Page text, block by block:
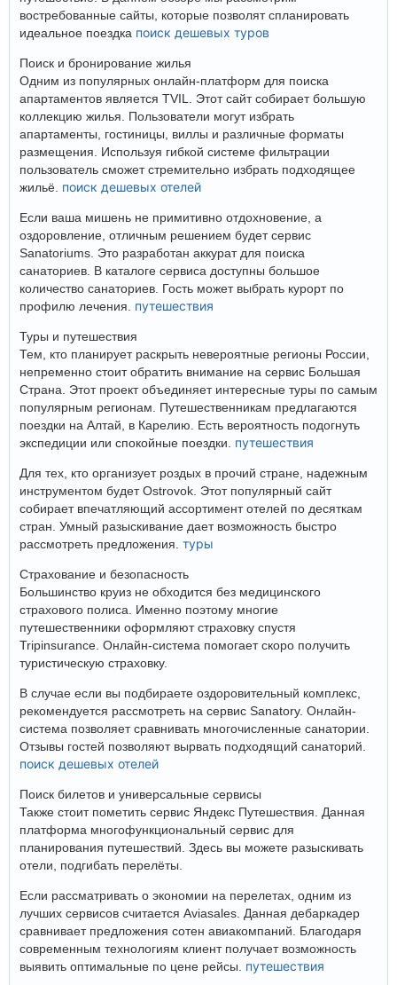
востребованные сайты, которые позволят спланировать
идеальное поездка поиск дешевых туров
Поиск и бронирование жилья
Одним из популярных онлайн-платформ для поиска
апартаментов является TVIL. Этот сайт собирает большую
коллекцию жилья. Пользователи могут избрать
апартаменты, гостиницы, виллы и различные форматы
размещения. Используя гибкой системе фильтрации
пользователь сможет стремительно избрать подходящее
жильё. поиск дешевых отелей
Если ваша мишень не примитивно отдохновение, а
оздоровление, отличным решением будет сервис
Sanatoriums. Это разработан аккурат для поиска
санаториев. В каталоге сервиса доступны большое
количество санаториев. Гость может выбрать курорт по
профилю лечения. путешествия
Туры и путешествия
Тем, кто планирует раскрыть невероятные регионы России,
непременно стоит обратить внимание на сервис Большая
Страна. Этот проект объединяет интересные туры по самым
популярным регионам. Путешественникам предлагаются
поездки на Алтай, в Карелию. Есть вероятность подогнуть
экспедиции или спокойные поездки. путешествия
Для тех, кто организует роздых в прочий стране, надежным
инструментом будет Ostrovok. Этот популярный сайт
собирает впечатляющий ассортимент отелей по десяткам
стран. Умный разыскивание дает возможность быстро
рассмотреть предложения. туры
Страхование и безопасность
Большинство круиз не обходится без медицинского
страхового полиса. Именно поэтому многие
путешественники оформляют страховку спустя
Tripinsurance. Онлайн-система помогает скоро получить
туристическую страховку.
В случае если вы подбираете оздоровительный комплекс,
рекомендуется рассмотреть на сервис Sanatory. Онлайн-
система позволяет сравнивать многочисленные санатории.
Отзывы гостей позволяют вырвать подходящий санаторий.
поиск дешевых отелей
Поиск билетов и универсальные сервисы
Также стоит пометить сервис Яндекс Путешествия. Данная
платформа многофункциональный сервис для
планирования путешествий. Здесь вы можете разыскивать
отели, подгибать перелёты.
Если рассматривать о экономии на перелетах, одним из
лучших сервисов считается Aviasales. Данная дебаркадер
сравнивает предложения сотен авиакомпаний. Благодаря
современным технологиям клиент получает возможность
выявить оптимальные по цене рейсы. путешествия